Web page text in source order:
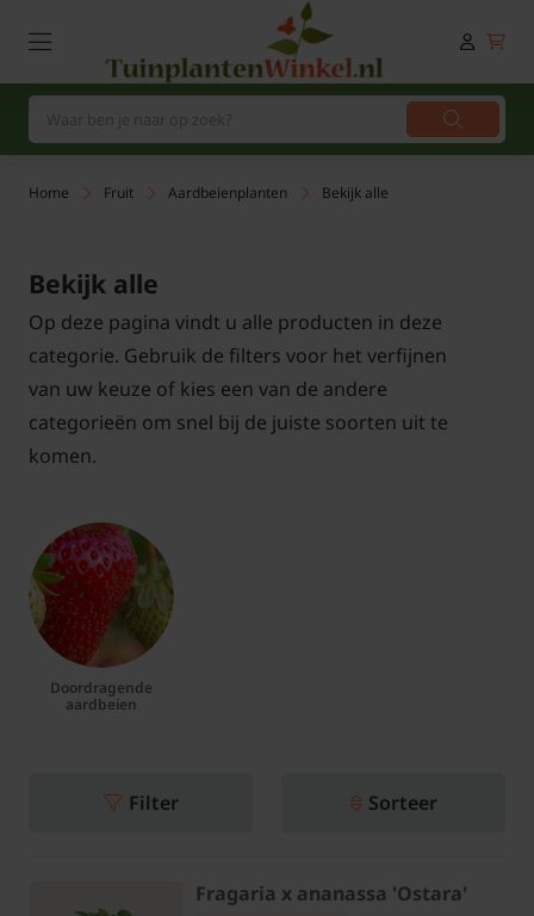
Home Fruit Aardbeienplanten Bekijk alle
Bekijk alle
Op deze pagina vindt u alle producten in deze
categorie. Gebruik de filters voor het verfijnen
van uw keuze of kies een van de andere
categorieën om snel bij de juiste soorten uit te
komen.
Doordragende
aardbeien
Filter Sorteer
Fragaria x ananassa 'Ostara'